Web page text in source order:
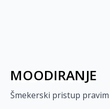
MOODIRANJE
Šmekerski pristup